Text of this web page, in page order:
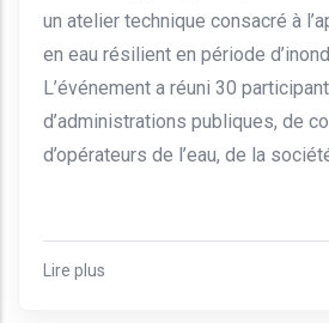
un atelier technique consacré à
en eau résilient en période
L’événement a réuni 30
d’administrations publiques, de
d’opérateurs de l’eau, de la
Lire plus